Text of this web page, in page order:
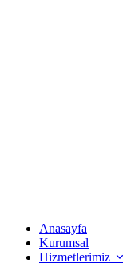
Anasayfa
Kurumsal
Hizmetlerimiz